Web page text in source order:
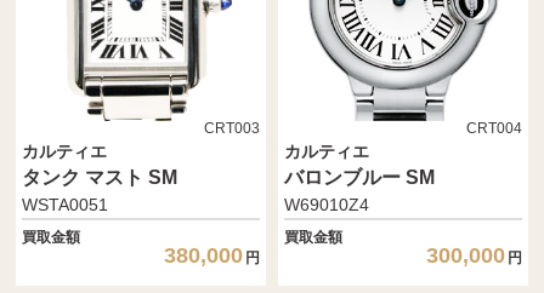
CRT003
カルティエ
タンク マスト SM
WSTA0051
買取金額
380,000 円
CRT004
カルティエ
バロンブルー SM
W69010Z4
買取金額
300,000 円